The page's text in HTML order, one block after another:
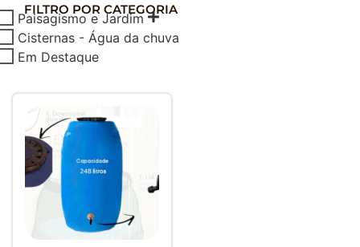
COMPOSTAGEM
DOMÉSTICA
Composte seus Resíduos - Trate
FILTRO POR CATEGORIA
Paisagismo e Jardim
Cisternas - Água da chuva
Em Destaque